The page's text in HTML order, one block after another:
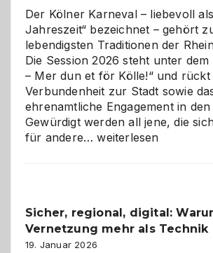
Der Kölner Karneval – liebevoll
Jahreszeit“ bezeichnet – gehört
lebendigsten Traditionen der
Die Session 2026 steht unter
– Mer dun et för Kölle!“ und rückt
Verbundenheit zur Stadt sowie
ehrenamtliche Engagement in
Gewürdigt werden all jene, die
für andere…Kölner
ein
dreifaches
Alaaf!
weiterlesen
Sicher, regional, digital:
Vernetzung mehr als Technik
19. Januar 2026